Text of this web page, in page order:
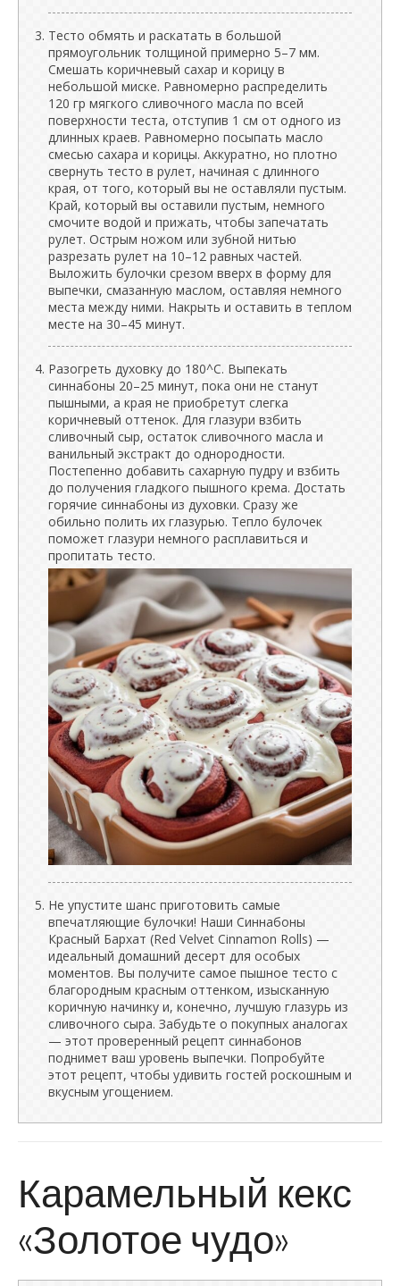
Тесто обмять и раскатать в большой
прямоугольник толщиной примерно 5–7 мм.
Смешать коричневый сахар и корицу в
небольшой миске. Равномерно распределить
120 гр мягкого сливочного масла по всей
поверхности теста, отступив 1 см от одного из
длинных краев. Равномерно посыпать масло
смесью сахара и корицы. Аккуратно, но плотно
свернуть тесто в рулет, начиная с длинного
края, от того, который вы не оставляли пустым.
Край, который вы оставили пустым, немного
смочите водой и прижать, чтобы запечатать
рулет. Острым ножом или зубной нитью
разрезать рулет на 10–12 равных частей.
Выложить булочки срезом вверх в форму для
выпечки, смазанную маслом, оставляя немного
места между ними. Накрыть и оставить в теплом
месте на 30–45 минут.
Разогреть духовку до 180^C. Выпекать
синнабоны 20–25 минут, пока они не станут
пышными, а края не приобретут слегка
коричневый оттенок. Для глазури взбить
сливочный сыр, остаток сливочного масла и
ванильный экстракт до однородности.
Постепенно добавить сахарную пудру и взбить
до получения гладкого пышного крема. Достать
горячие синнабоны из духовки. Сразу же
обильно полить их глазурью. Тепло булочек
поможет глазури немного расплавиться и
пропитать тесто.
Не упустите шанс приготовить самые
впечатляющие булочки! Наши Синнабоны
Красный Бархат (Red Velvet Cinnamon Rolls) —
идеальный домашний десерт для особых
моментов. Вы получите самое пышное тесто с
благородным красным оттенком, изысканную
коричную начинку и, конечно, лучшую глазурь из
сливочного сыра. Забудьте о покупных аналогах
— этот проверенный рецепт синнабонов
поднимет ваш уровень выпечки. Попробуйте
этот рецепт, чтобы удивить гостей роскошным и
вкусным угощением.
Карамельный кекс
«Золотое чудо»